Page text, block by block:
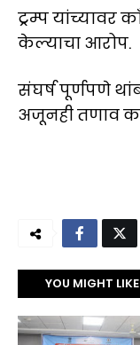
ट्रम्प यांच्यावर
केल्याचा आरोप.
संघर्ष पूर्णपणे
अजूनही तणाव
YOU MIGHT LIKE